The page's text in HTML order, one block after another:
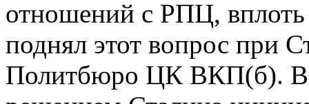
отношений с РПЦ, вплоть
поднял этот вопрос при
Политбюро ЦК ВКП(б). В